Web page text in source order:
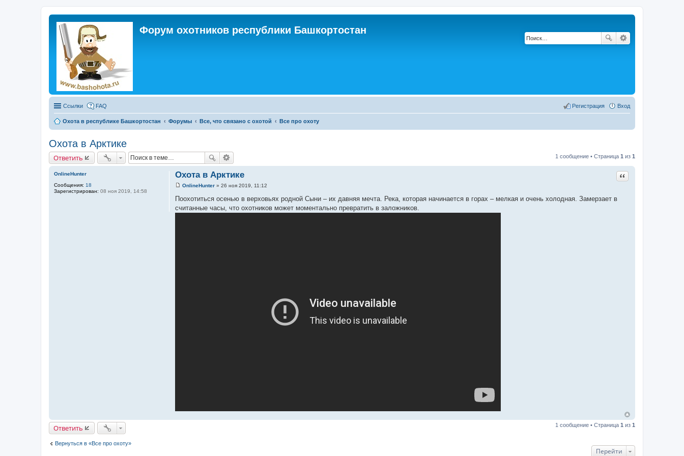
Форум охотников республики Башкортостан
Ссылки FAQ Вход
Регистрация
Охота в республике Башкортостан Форумы Все, что связано с охотой Все про охоту
Охота в Арктике
Ответить 1 сообщение • Страница 1 из 1
OnlineHunter
Сообщения: 18
Зарегистрирован: 08 ноя 2019, 14:58
Охота в Арктике Цитата
о
б
щ
OnlineHunter» 26 ноя 2019, 11:12
Поохотиться осенью в верховьях родной Сыни – их давняя мечта. Река, которая начинается в горах – мелкая и очень холодная. Замерзает в
считанные часы, что охотников может моментально превратить в заложников.
Ответить 1 сообщение • Страница 1 из 1
Вернуться в «Все про охоту»
Перейти